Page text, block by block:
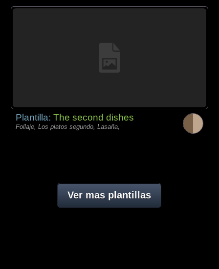
Plantilla:The second dishes
Follaje, Los platos segundo, Lasaña,
Ver mas plantillas